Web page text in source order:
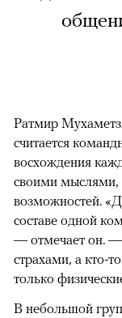
Ратмир
считается
восхождения
своими мыслями,
возможностей.
составе одной
— отмечает он. —
страхами, а кто-
только
В небольшой